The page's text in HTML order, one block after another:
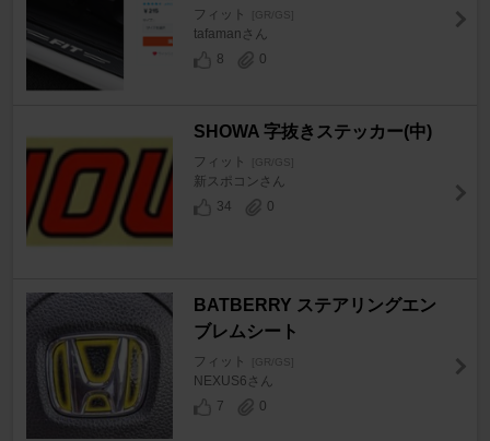
フィット [GR/GS]
tafamanさん
8
0
SHOWA 字抜きステッカー(中)
フィット [GR/GS]
新スポコンさん
34
0
BATBERRY ステアリングエン
ブレムシート
フィット [GR/GS]
NEXUS6さん
7
0